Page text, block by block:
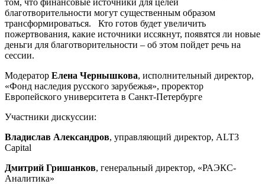
благотворительности могут существенным образом
трансформироваться. Кто готов будет увеличить
пожертвования, какие источники иссякнут, появятся ли новые
деньги для благотворительности – об этом пойдет речь на
сессии.
Модератор Елена Чернышкова, исполнительный директор,
«Фонд наследия русского зарубежья», проректор
Европейского университета в Санкт-Петербурге
Участники дискуссии:
Владислав Александров, управляющий директор, ALT3
Capital
Дмитрий Гришанков, генеральный директор, «РАЭКС-
Аналитика»